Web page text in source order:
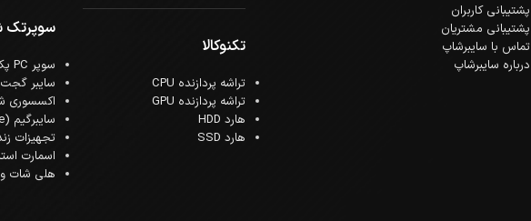
پشتیبانی کاربران
پشتیبانی مشتریان
تماس با سایبرشاپ
درباره سایبرشاپ
تکنوکالا
تراشه پردازنده CPU
تراشه پردازنده GPU
هارد HDD
هارد SSD
سوپرتک
سوپر PC پک
سایبر
اکسسوری
سایبرگیم (Cyber Game)
تجهیزات
اسمارت
هلی شات و